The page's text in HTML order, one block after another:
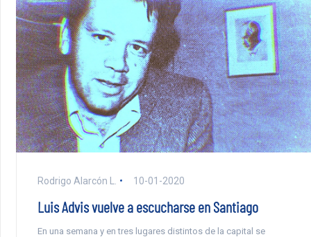
Rodrigo Alarcón L. 10-01-2020
Luis Advis vuelve a escucharse en Santiago
En una semana y en tres lugares distintos de la capital se